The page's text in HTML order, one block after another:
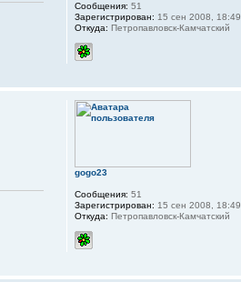
Сообщения: 51
Зарегистрирован: 15 сен 2008, 18:49
Откуда: Петропавловск-Камчатский
gogo23
Сообщения: 51
Зарегистрирован: 15 сен 2008, 18:49
Откуда: Петропавловск-Камчатский